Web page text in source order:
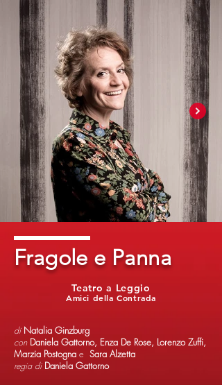
Fragole e Panna
Amici della Contrada
Teatro a Leggio
di Natalia Ginzburg
con Daniela Gattorno, Enza De Rose, Lorenzo Zuffi,
Marzia Postogna e Sara Alzetta
regia di Daniela Gattorno